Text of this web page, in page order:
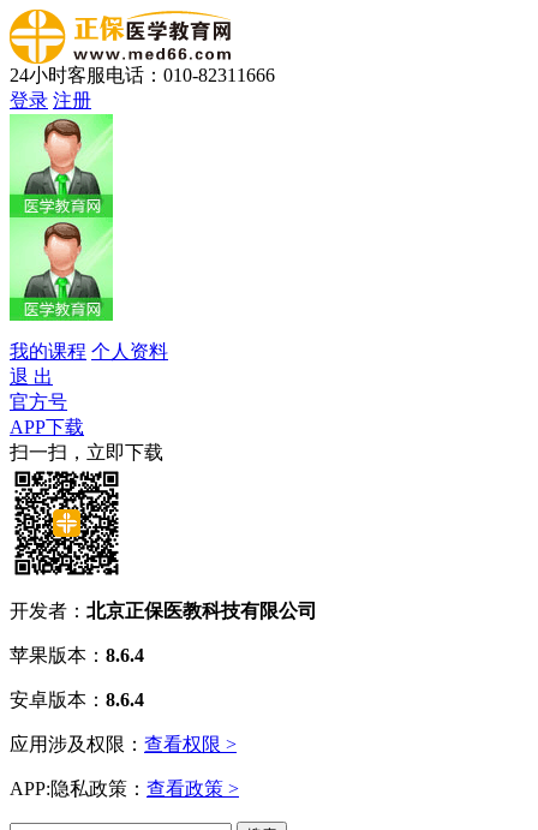
24小时客服电话：010-82311666
登录 注册
我的课程 个人资料
退 出
官方号
APP下载
扫一扫，立即下载
开发者： 北京正保医教科技有限公司
苹果版本： 8.6.4
安卓版本： 8.6.4
应用涉及权限： 查看权限 >
APP:隐私政策： 查看政策 >